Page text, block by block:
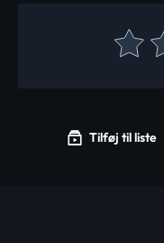
Tilføj til liste